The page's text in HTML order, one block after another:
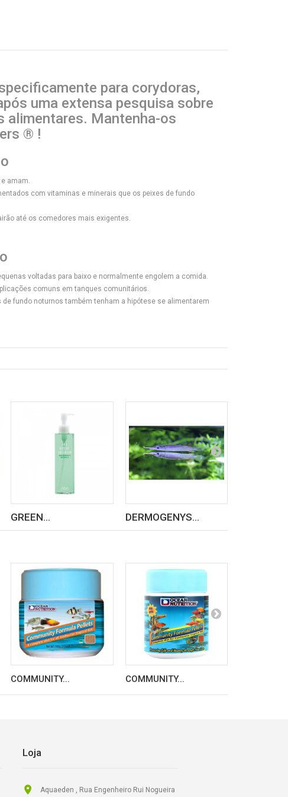
para corydoras,
uma extensa pesquisa sobre
alimentares. Mantenha-os
® !
amam.
com vitaminas e minerais que os peixes de fundo
até os comedores mais exigentes.
voltadas para baixo e normalmente engolem a comida.
comuns em tanques comunitários.
fundo noturnos também tenham a hipótese se alimentarem
GREEN... DERMOGENYS...
COMMUNITY... COMMUNITY...
Loja
Aquaeden , Rua Engenheiro Rui Nogueira